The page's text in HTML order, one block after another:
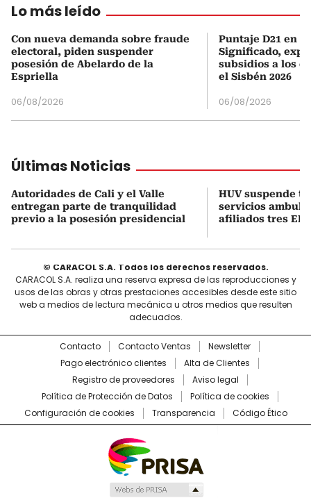
Lo más leído
Con nueva demanda sobre fraude
electoral, piden suspender
posesión de Abelardo de la
Espriella
06/08/2026
Puntaje D21 en
Significado,
subsidios a los
el Sisbén 2026
06/08/2026
Últimas Noticias
Autoridades de Cali y el Valle
entregan parte de tranquilidad
previo a la posesión presidencial
HUV suspende
servicios
afiliados tres EPS
© CARACOL S.A. Todos los derechos reservados.
CARACOL S.A. realiza una reserva expresa de las reproducciones y
usos de las obras y otras prestaciones accesibles desde este sitio
web a medios de lectura mecánica u otros medios que resulten
adecuados.
Contacto Contacto Ventas
Newsletter
Pago electrónico clientes
Alta de Clientes
Registro de proveedores
Aviso legal
Política de Protección de Datos
Política de cookies
Configuración de cookies
Transparencia Código Ético